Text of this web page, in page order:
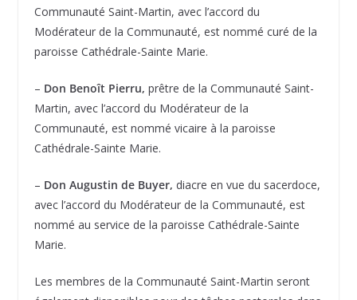
Communauté Saint-Martin, avec l’accord du
Modérateur de la Communauté, est nommé curé de la
paroisse Cathédrale-Sainte Marie.
– Don Benoît Pierru, prêtre de la Communauté Saint-
Martin, avec l’accord du Modérateur de la
Communauté, est nommé vicaire à la paroisse
Cathédrale-Sainte Marie.
– Don Augustin de Buyer, diacre en vue du sacerdoce,
avec l’accord du Modérateur de la Communauté, est
nommé au service de la paroisse Cathédrale-Sainte
Marie.
Les membres de la Communauté Saint-Martin seront